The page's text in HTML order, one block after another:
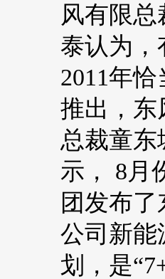
风有限
泰认为，
2011年
推出，东
总裁童东
示， 8月
团发布
公司 新能
划，是